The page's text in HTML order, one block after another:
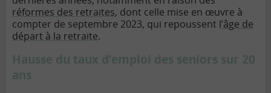
réformes des retraites, dont celle mise en œuvre à
compter de septembre 2023, qui repoussent l’âge de
départ à la retraite.
Hausse du taux d’emploi des seniors sur 20
ans